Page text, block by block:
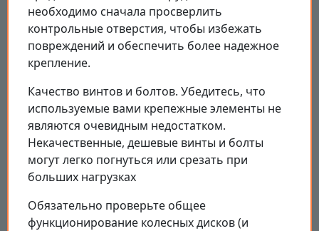
необходимо сначала просверлить
контрольные отверстия, чтобы избежать
повреждений и обеспечить более надежное
крепление.
Качество винтов и болтов. Убедитесь, что
используемые вами крепежные элементы не
являются очевидным недостатком.
Некачественные, дешевые винты и болты
могут легко погнуться или срезать при
больших нагрузках
Обязательно проверьте общее
функционирование колесных дисков (и